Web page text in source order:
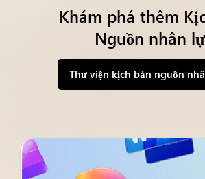
Khám phá thêm
Nguồn nhân
Thư viện kịch bản nguồn